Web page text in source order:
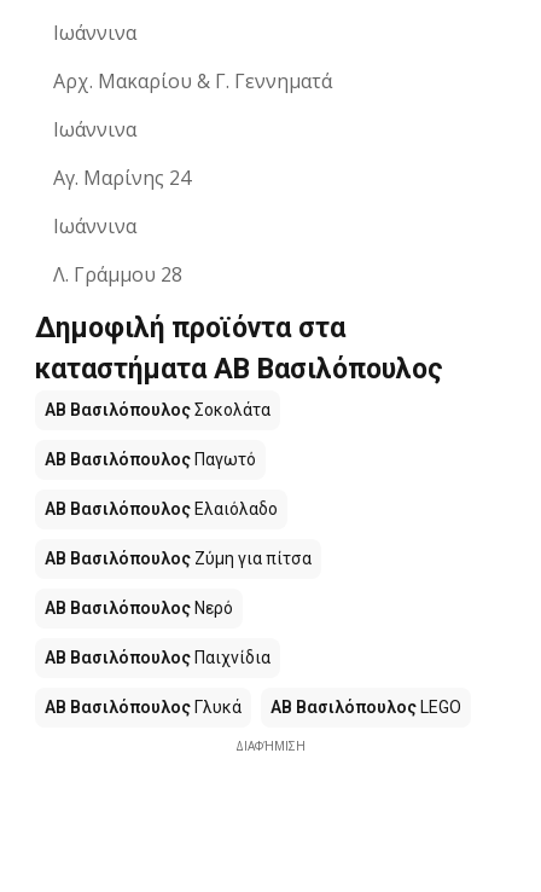
Ιωάννινα
Αρχ. Μακαρίου & Γ. Γεννηματά
Ιωάννινα
Αγ. Μαρίνης 24
Ιωάννινα
Λ. Γράμμου 28
Δημοφιλή προϊόντα στα
καταστήματα ΑΒ Βασιλόπουλος
ΑΒ ΒασιλόπουλοςΣοκολάτα
ΑΒ Βασιλόπουλος Παγωτό
ΑΒ Βασιλόπουλος Ελαιόλαδο
ΑΒ Βασιλόπουλος Ζύμη για πίτσα
ΑΒ Βασιλόπουλος Νερό
ΑΒ Βασιλόπουλος Παιχνίδια
ΑΒ Βασιλόπουλος Γλυκά ΑΒ Βασιλόπουλος LEGO
ΔΙΑΦΉΜΙΣΗ